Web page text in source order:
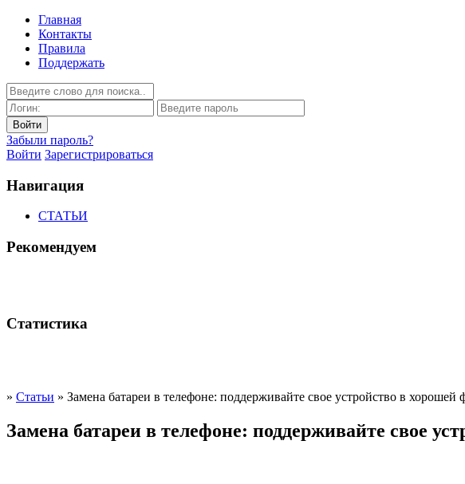
Главная
Контакты
Правила
Поддержать
Забыли пароль?
Войти Зарегистрироваться
Навигация
СТАТЬИ
Рекомендуем
Статистика
» Статьи » Замена батареи в телефоне: поддерживайте свое устройство в хорошей
Замена батареи в телефоне: поддерживайте свое